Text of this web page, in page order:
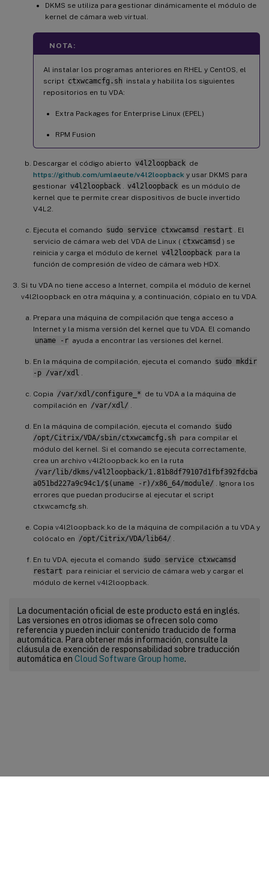
DKMS se utiliza para gestionar dinámicamente el módulo de
kernel de cámara web virtual.
NOTA:
Al instalar los programas anteriores en RHEL y CentOS, el
script ctxwcamcfg.sh instala y habilita los siguientes
repositorios en tu VDA:
Extra Packages for Enterprise Linux (EPEL)
RPM Fusion
Descargar el código abierto v4l2loopback de
https://github.com/umlaeute/v4l2loopback y usar DKMS para
gestionar v4l2loopback v4l2loopback es un módulo de
kernel que te permite crear dispositivos de bucle invertido
V4L2.
Ejecuta el comando sudo service ctxwcamsd restart
. El
servicio de cámara web del VDA de Linux ( ctxwcamsd ) se
reinicia y carga el módulo de kernel v4l2loopback para la
función de compresión de vídeo de cámara web HDX.
Si tu VDA no tiene acceso a Internet, compila el módulo de kernel
v4l2loopback en otra máquina y, a continuación, cópialo en tu VDA.
Prepara una máquina de compilación que tenga acceso a
Internet y la misma versión del kernel que tu VDA. El comando
uname -r ayuda a encontrar las versiones del kernel.
En la máquina de compilación, ejecuta el comando sudo mkdir
-p /var/xdl
Copia /var/xdl/configure_* de tu VDA a la máquina de
compilación en /var/xdl/
En la máquina de compilación, ejecuta el comando sudo
/opt/Citrix/VDA/sbin/ctxwcamcfg.sh para compilar el
módulo del kernel. Si el comando se ejecuta correctamente,
crea un archivo v4l2loopback.ko en la ruta
/var/lib/dkms/v4l2loopback/1.81b8df79107d1fbf392fdcba
a051bd227a9c94c1/$(uname -r)/x86_64/module/
. Ignora los
errores que puedan producirse al ejecutar el script
ctxwcamcfg.sh.
Copia v4l2loopback.ko de la máquina de compilación a tu VDA y
colócalo en /opt/Citrix/VDA/lib64/
En tu VDA, ejecuta el comando sudo service ctxwcamsd
restart para reiniciar el servicio de cámara web y cargar el
módulo de kernel v4l2loopback.
La documentación oficial de este producto está en inglés.
Las versiones en otros idiomas se ofrecen solo como
referencia y pueden incluir contenido traducido de forma
automática. Para obtener más información, consulte la
cláusula de exención de responsabilidad sobre traducción
automática en Cloud Software Group home.